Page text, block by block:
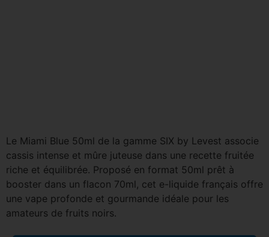
Le Miami Blue 50ml de la gamme SIX by Levest associe
cassis intense et mûre juteuse dans une recette fruitée
riche et équilibrée. Proposé en format 50ml prêt à
booster dans un flacon 70ml, cet e-liquide français offre
une vape profonde et gourmande idéale pour les
amateurs de fruits noirs.